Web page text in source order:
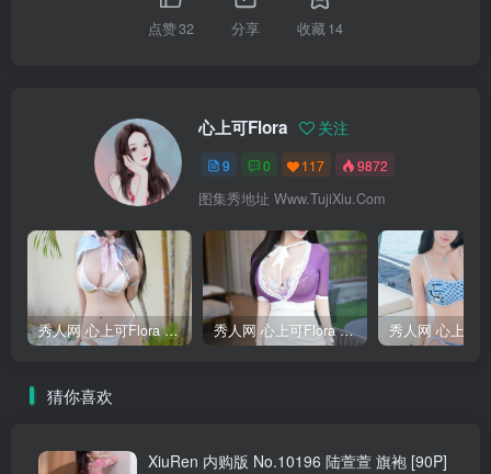
点赞32 分享 收藏14
心上可Flora 关注
9 0 117 9872
图集秀地址 Www.TujiXiu.Com
秀人网 心上可Flora Vol.11170 [62P] 秀人网 心上可Flora Vol.11069 [80P]
猜你喜欢
XiuRen 内购版 No.10196 陆萱萱 旗袍 [90P]